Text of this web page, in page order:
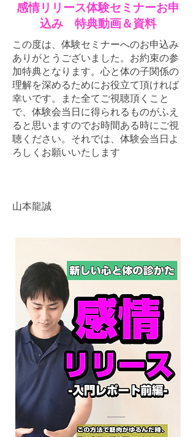
感情リリース体験セミナーお申
込み 特典動画＆資料
この度は、体験セミナーへのお申込み
ありがとうございました。お約束の参
加特典となります。心と体の子関係の
理解を深めるためにお役立て頂ければ
幸いです。また全てご視聴頂くこと
で、体験会当日に得られるものがふえ
ると思いますのでお時間ある時にご視
聴ください。それでは、体験会当日よ
ろしくお願いいたします
​山本龍誠